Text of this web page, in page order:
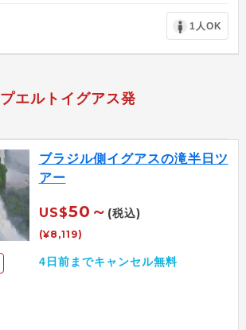
1人OK
プエルトイグアス発
ブラジル側イグアスの滝半日ツ
アー
US$50～ (税込)
(¥8,119)
4日前までキャンセル無料